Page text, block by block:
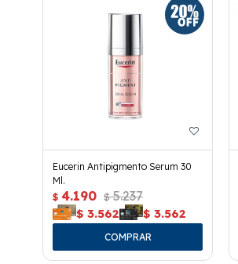
Eucerin Antipigmento Serum 30
Ml.
$ 4.190 $ 5.237
$ 3.562 $ 3.562